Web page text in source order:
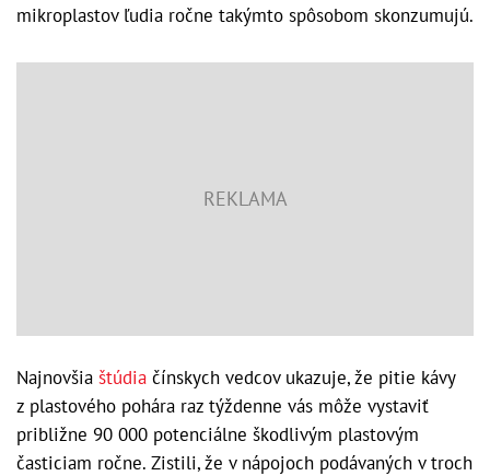
mikroplastov ľudia ročne takýmto spôsobom skonzumujú.
Najnovšia štúdia čínskych vedcov ukazuje, že pitie kávy
z plastového pohára raz týždenne vás môže vystaviť
približne 90 000 potenciálne škodlivým plastovým
časticiam ročne. Zistili, že v nápojoch podávaných v troch